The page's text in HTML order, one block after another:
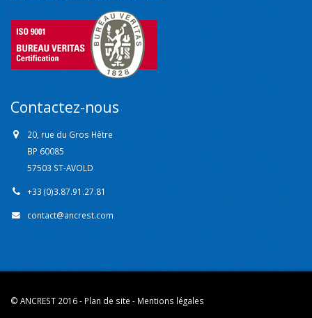
Contactez-nous
20, rue du Gros Hêtre
BP 60085
57503 ST-AVOLD
+33 (0)3.87.91.27.81
contact@ancrest.com
© ANCREST 2016 - Plan de site - Mentions légales